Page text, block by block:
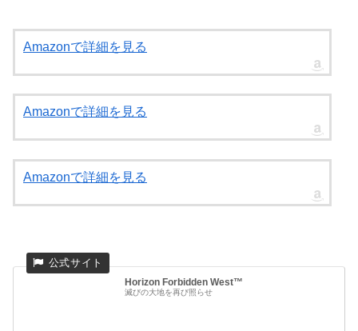
Amazonで詳細を見る
Amazonで詳細を見る
Amazonで詳細を見る
Horizon Forbidden West™
滅びの大地を再び照らせ